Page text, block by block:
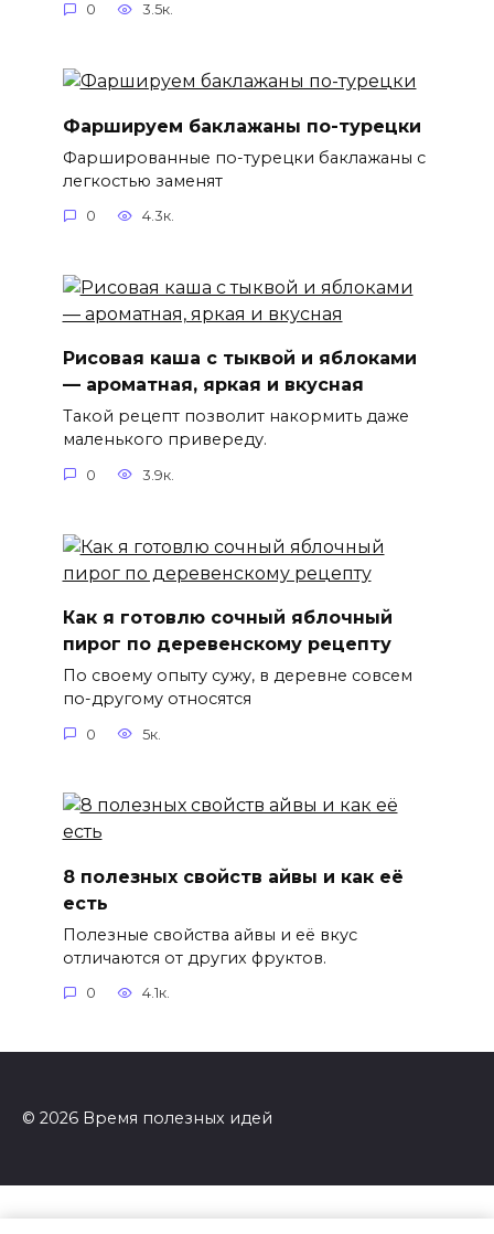
0 3.5к.
Фаршируем баклажаны по-турецки
Фаршированные по-турецки баклажаны с
легкостью заменят
0 4.3к.
Рисовая каша с тыквой и яблоками
— ароматная, яркая и вкусная
Такой рецепт позволит накормить даже
маленького привереду.
0 3.9к.
Как я готовлю сочный яблочный
пирог по деревенскому рецепту
По своему опыту сужу, в деревне совсем
по-другому относятся
0 5к.
8 полезных свойств айвы и как её
есть
Полезные свойства айвы и её вкус
отличаются от других фруктов.
0 4.1к.
© 2026 Время полезных идей